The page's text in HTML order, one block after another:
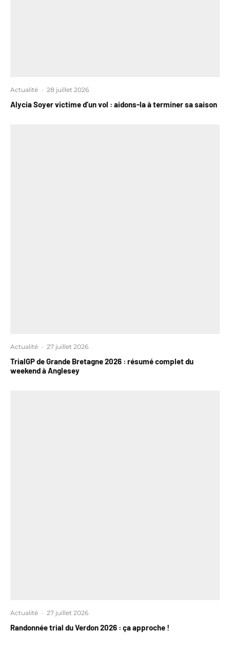
Actualité · 28 juillet 2026
Alycia Soyer victime d’un vol : aidons-la à terminer sa saison
Actualité · 27 juillet 2026
TrialGP de Grande Bretagne 2026 : résumé complet du
weekend à Anglesey
Actualité · 27 juillet 2026
Randonnée trial du Verdon 2026 : ça approche !